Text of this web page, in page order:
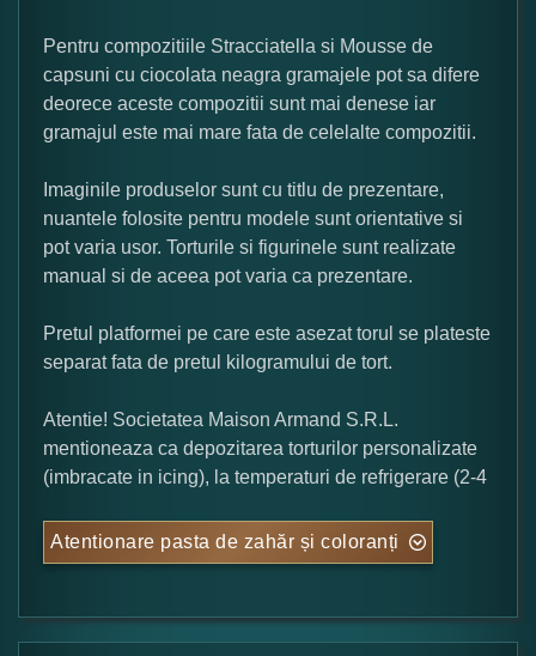
Pentru compozitiile Stracciatella si Mousse de
capsuni cu ciocolata neagra gramajele pot sa difere
deorece aceste compozitii sunt mai denese iar
gramajul este mai mare fata de celelalte compozitii.
Imaginile produselor sunt cu titlu de prezentare,
nuantele folosite pentru modele sunt orientative si
pot varia usor. Torturile si figurinele sunt realizate
manual si de aceea pot varia ca prezentare.
Pretul platformei pe care este asezat torul se plateste
separat fata de pretul kilogramului de tort.
Atentie! Societatea Maison Armand S.R.L.
mentioneaza ca depozitarea torturilor personalizate
(imbracate in icing), la temperaturi de refrigerare (2-4
Atentionare pasta de zahăr și coloranți